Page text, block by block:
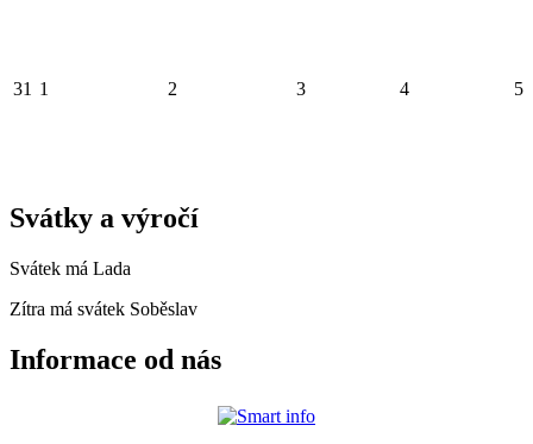
31 1 2 3 4 5
Svátky a výročí
Svátek má Lada
Zítra má svátek Soběslav
Informace od nás